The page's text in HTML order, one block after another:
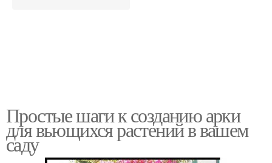
Простые шаги к созданию арки
для вьющихся растений в вашем
саду